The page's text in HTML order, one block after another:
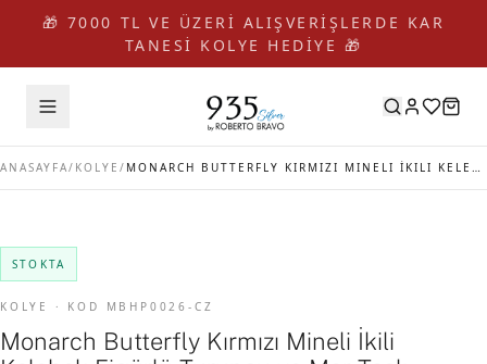
🎁 7000 TL VE ÜZERİ ALIŞVERİŞLERDE KAR
TANESİ KOLYE HEDİYE 🎁
ANASAYFA/ KOLYE / MONARCH BUTTERFLY KIRMIZI MINELI İKILI KELEBEK FIGÜRLÜ TURUNCU VE MOR TAŞLI
STOKTA
KOLYE · KOD MBHP0026-CZ
Monarch Butterfly Kırmızı Mineli İkili